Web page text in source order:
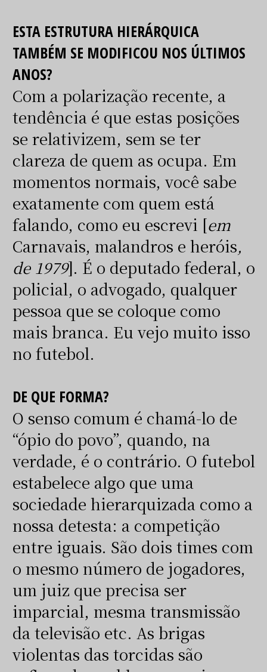
ESTA ESTRUTURA HIERÁRQUICA
TAMBÉM SE MODIFICOU NOS ÚLTIMOS
ANOS?
Com a polarização recente, a
tendência é que estas posições
se relativizem, sem se ter
clareza de quem as ocupa. Em
momentos normais, você sabe
exatamente com quem está
falando, como eu escrevi [em
Carnavais, malandros e heróis,
de 1979]. É o deputado federal, o
policial, o advogado, qualquer
pessoa que se coloque como
mais branca. Eu vejo muito isso
no futebol.
DE QUE FORMA?
O senso comum é chamá-lo de
“ópio do povo”, quando, na
verdade, é o contrário. O futebol
estabelece algo que uma
sociedade hierarquizada como a
nossa detesta: a competição
entre iguais. São dois times com
o mesmo número de jogadores,
um juiz que precisa ser
imparcial, mesma transmissão
da televisão etc. As brigas
violentas das torcidas são